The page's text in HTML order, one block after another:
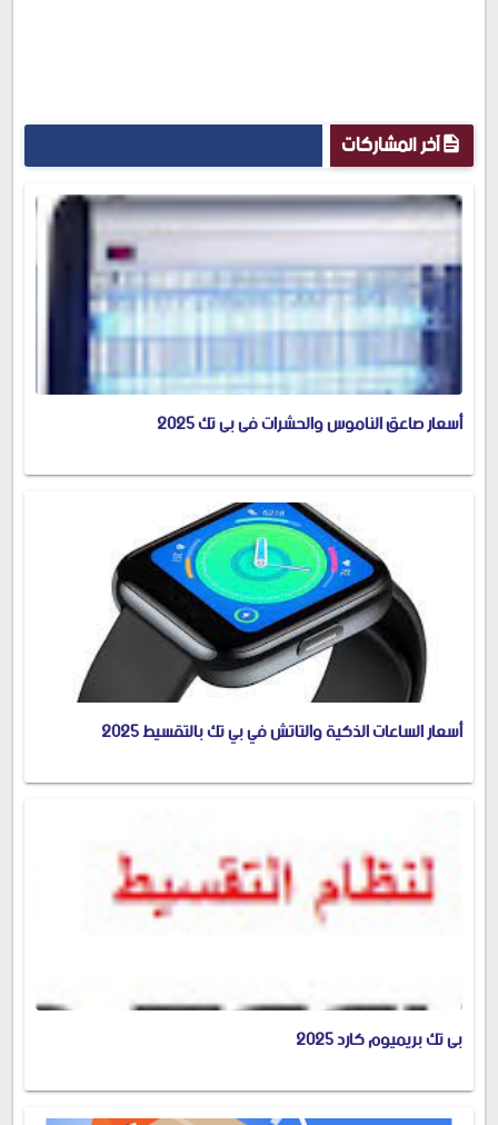
آخر المشاركات
أسعار صاعق الناموس والحشرات فى بى تك 2025
أسعار الساعات الذكية والتاتش في بي تك بالتقسيط 2025
بى تك بريميوم كارد 2025